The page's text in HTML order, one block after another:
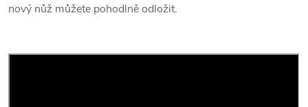
nový nůž můžete pohodlně odložit.